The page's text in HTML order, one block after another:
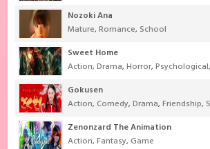
Nozoki Ana
Mature,Romance, School
Sweet Home
Action,Drama,Horror,Psychological,
Gokusen
Action, Comedy,Drama,Friendship,
Zenonzard The Animation
Action,Fantasy, Game